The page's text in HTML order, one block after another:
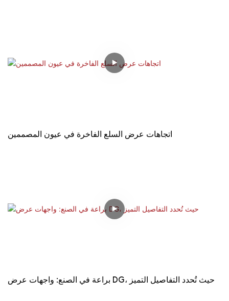
اتجاهات عرض السلع الفاخرة في عيون المصممين
براعة في الصنع: واجهات عرض DG، حيث تُحدد التفاصيل التميز